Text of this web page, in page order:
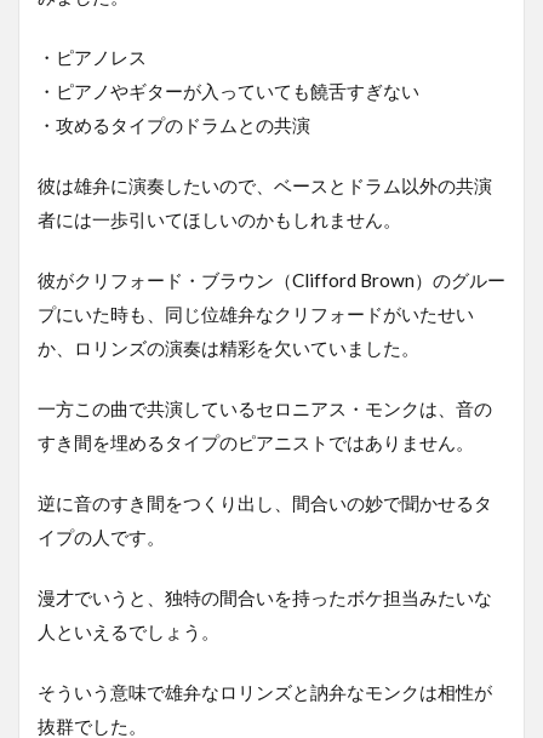
・ピアノレス
・ピアノやギターが入っていても饒舌すぎない
・攻めるタイプのドラムとの共演
彼は雄弁に演奏したいので、ベースとドラム以外の共演
者には一歩引いてほしいのかもしれません。
彼がクリフォード・ブラウン（Clifford Brown）のグルー
プにいた時も、同じ位雄弁なクリフォードがいたせい
か、ロリンズの演奏は精彩を欠いていました。
一方この曲で共演しているセロニアス・モンクは、音の
すき間を埋めるタイプのピアニストではありません。
逆に音のすき間をつくり出し、間合いの妙で聞かせるタ
イプの人です。
漫才でいうと、独特の間合いを持ったボケ担当みたいな
人といえるでしょう。
そういう意味で雄弁なロリンズと訥弁なモンクは相性が
抜群でした。